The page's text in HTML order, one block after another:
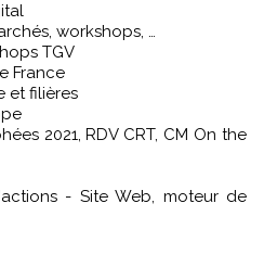
workshops, …
TGV
France
et filières
2021, RDV CRT, CM On the
- Site Web, moteur de